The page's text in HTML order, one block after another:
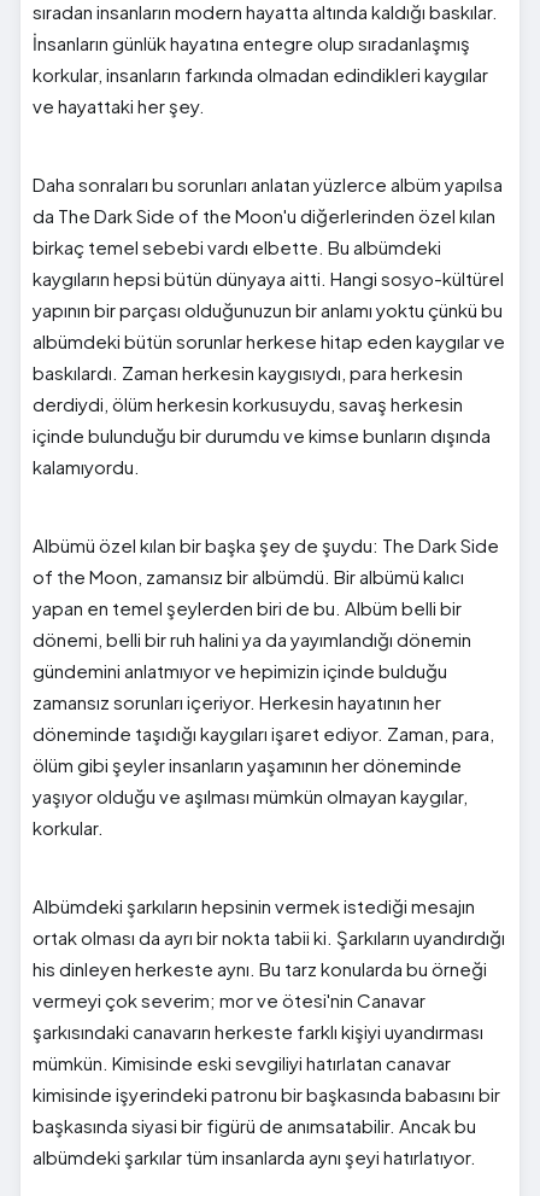
sıradan insanların modern hayatta altında kaldığı baskılar.
İnsanların günlük hayatına entegre olup sıradanlaşmış
korkular, insanların farkında olmadan edindikleri kaygılar
ve hayattaki her şey.
Daha sonraları bu sorunları anlatan yüzlerce albüm yapılsa
da The Dark Side of the Moon'u diğerlerinden özel kılan
birkaç temel sebebi vardı elbette. Bu albümdeki
kaygıların hepsi bütün dünyaya aitti. Hangi sosyo-kültürel
yapının bir parçası olduğunuzun bir anlamı yoktu çünkü bu
albümdeki bütün sorunlar herkese hitap eden kaygılar ve
baskılardı. Zaman herkesin kaygısıydı, para herkesin
derdiydi, ölüm herkesin korkusuydu, savaş herkesin
içinde bulunduğu bir durumdu ve kimse bunların dışında
kalamıyordu.
Albümü özel kılan bir başka şey de şuydu: The Dark Side
of the Moon, zamansız bir albümdü. Bir albümü kalıcı
yapan en temel şeylerden biri de bu. Albüm belli bir
dönemi, belli bir ruh halini ya da yayımlandığı dönemin
gündemini anlatmıyor ve hepimizin içinde bulduğu
zamansız sorunları içeriyor. Herkesin hayatının her
döneminde taşıdığı kaygıları işaret ediyor. Zaman, para,
ölüm gibi şeyler insanların yaşamının her döneminde
yaşıyor olduğu ve aşılması mümkün olmayan kaygılar,
korkular.
Albümdeki şarkıların hepsinin vermek istediği mesajın
ortak olması da ayrı bir nokta tabii ki. Şarkıların uyandırdığı
his dinleyen herkeste aynı. Bu tarz konularda bu örneği
vermeyi çok severim; mor ve ötesi'nin Canavar
şarkısındaki canavarın herkeste farklı kişiyi uyandırması
mümkün. Kimisinde eski sevgiliyi hatırlatan canavar
kimisinde işyerindeki patronu bir başkasında babasını bir
başkasında siyasi bir figürü de anımsatabilir. Ancak bu
albümdeki şarkılar tüm insanlarda aynı şeyi hatırlatıyor.